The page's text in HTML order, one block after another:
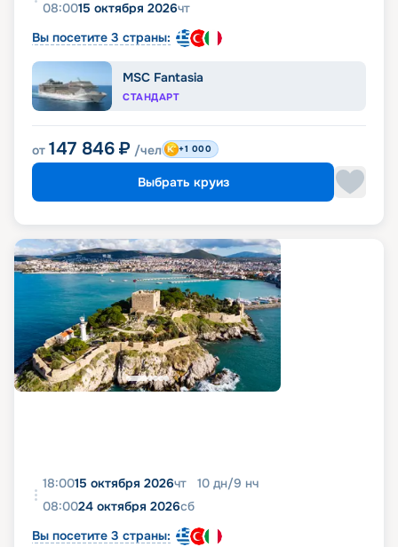
08:0015 октября 2026чт
Вы посетите 3 страны:
MSC Fantasia
СТАНДАРТ
от 147 846 ₽ /чел +1 000
Выбрать круиз
18:0015 октября 2026чт 10 дн/9 нч
08:0024 октября 2026сб
Вы посетите 3 страны: